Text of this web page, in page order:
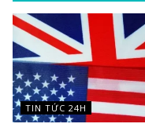
TIN TỨC 24H